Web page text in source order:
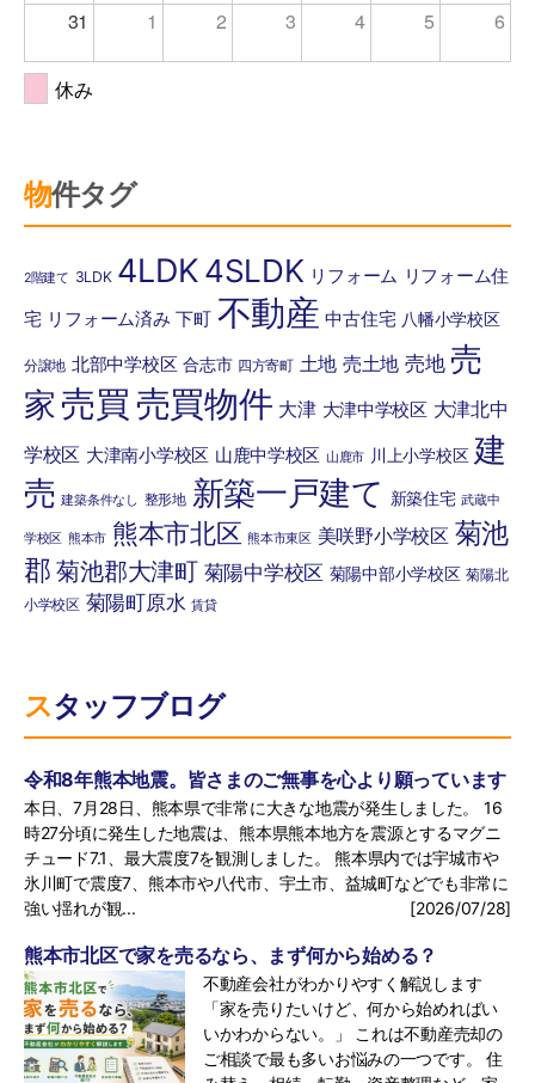
人の生命または財産の保護のため必要がある
場合であって、ご本人の同意を得ることが困
難である場合
のために特に必要がある場合であって、本人
の同意を得ることが困難であるとき
国の機関もしくは地方自治体または、その委
託を受けた者が法令の定める事務を遂行する
ことに対して協力する必要がある場合であっ
て、ご本人の同意を得ることにより当該事務
の遂行に支障を及ぼす恐れが有る場合
（提供する第三者）
売主・売主または当社と販売業務委託契約を
締結した会社または組織
契約の相手方になる者またはその見込み客
お客様の利益のため必要と考える以下の不動
他の宅地建物取引業者への提供*(1)
インターネット広告への掲載及びその掲載業
者、団体*(2)
指定流通機構（不動産情報登録、成約通知及
び同機構のデータを利用しての、営業、価格
査定の実施）*(3)
不動産調査機構等*(4)
31 1 2 3 4 5 6
休み
物件タグ
2階建て 3LDK 4LDK4SLDK リフォーム リフォーム住
宅 リフォーム済み 下町 不動産 中古住宅 八幡小学校区
分譲地 北部中学校区 合志市 四方寄町 土地 売土地 売地 売
家 売買 売買物件 大津 大津中学校区 大津北中
学校区 大津南小学校区 山鹿中学校区 山鹿市 川上小学校区 建
売 建築条件なし 整形地 新築一戸建て 新築住宅 武蔵中
学校区 熊本市 熊本市北区 熊本市東区 美咲野小学校区 菊池
郡 菊池郡大津町 菊陽中学校区 菊陽中部小学校区 菊陽北
小学校区 菊陽町原水 賃貸
スタッフブログ
令和8年熊本地震。皆さまのご無事を心より願っています
本日、7月28日、熊本県で非常に大きな地震が発生しました。 16
時27分頃に発生した地震は、熊本県熊本地方を震源とするマグニ
チュード7.1、最大震度7を観測しました。 熊本県内では宇城市や
氷川町で震度7、熊本市や八代市、宇土市、益城町などでも非常に
強い揺れが観...
[2026/07/28]
熊本市北区で家を売るなら、まず何から始める？
不動産会社がわかりやすく解説します
「家を売りたいけど、何から始めればい
いかわからない。」 これは不動産売却の
ご相談で最も多いお悩みの一つです。 住